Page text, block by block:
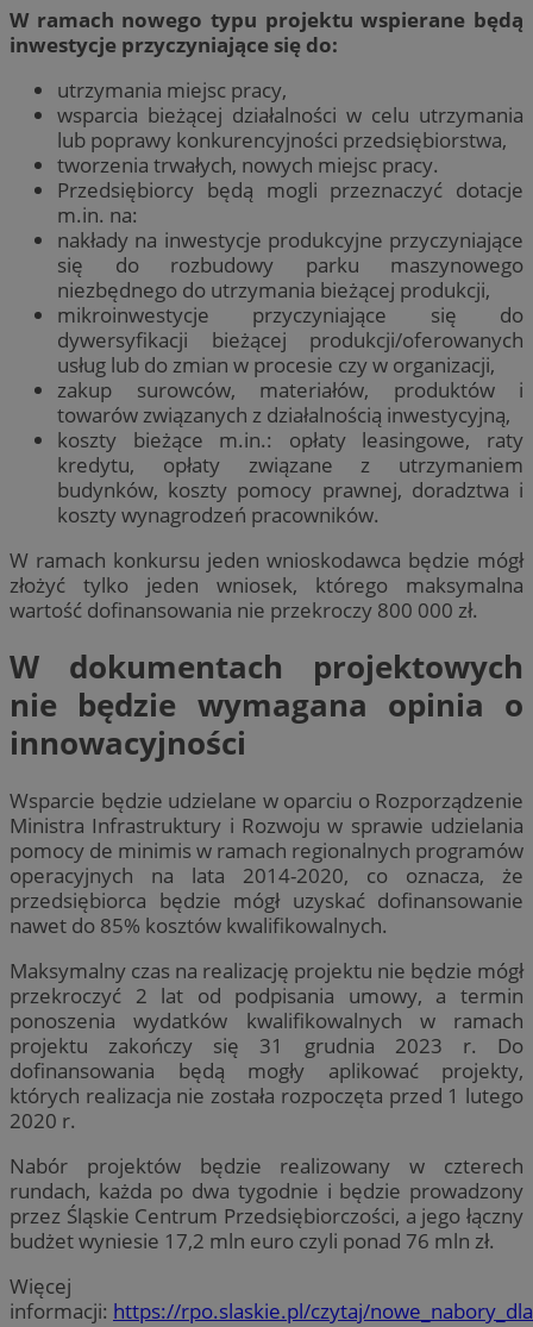
W ramach nowego typu projektu wspierane będą
inwestycje przyczyniające się do:
utrzymania miejsc pracy,
wsparcia bieżącej działalności w celu utrzymania
lub poprawy konkurencyjności przedsiębiorstwa,
tworzenia trwałych, nowych miejsc pracy.
Przedsiębiorcy będą mogli przeznaczyć dotacje
m.in. na:
nakłady na inwestycje produkcyjne przyczyniające
się do rozbudowy parku maszynowego
niezbędnego do utrzymania bieżącej produkcji,
mikroinwestycje przyczyniające się do
dywersyfikacji bieżącej produkcji/oferowanych
usług lub do zmian w procesie czy w organizacji,
zakup surowców, materiałów, produktów i
towarów związanych z działalnością inwestycyjną,
koszty bieżące m.in.: opłaty leasingowe, raty
kredytu, opłaty związane z utrzymaniem
budynków, koszty pomocy prawnej, doradztwa i
koszty wynagrodzeń pracowników.
W ramach konkursu jeden wnioskodawca będzie mógł
złożyć tylko jeden wniosek, którego maksymalna
wartość dofinansowania nie przekroczy 800 000 zł.
W dokumentach projektowych
nie będzie wymagana opinia o
innowacyjności
Wsparcie będzie udzielane w oparciu o Rozporządzenie
Ministra Infrastruktury i Rozwoju w sprawie udzielania
pomocy de minimis w ramach regionalnych programów
operacyjnych na lata 2014-2020, co oznacza, że
przedsiębiorca będzie mógł uzyskać dofinansowanie
nawet do 85% kosztów kwalifikowalnych.
Maksymalny czas na realizację projektu nie będzie mógł
przekroczyć 2 lat od podpisania umowy, a termin
ponoszenia wydatków kwalifikowalnych w ramach
projektu zakończy się 31 grudnia 2023 r. Do
dofinansowania będą mogły aplikować projekty,
których realizacja nie została rozpoczęta przed 1 lutego
2020 r.
Nabór projektów będzie realizowany w czterech
rundach, każda po dwa tygodnie i będzie prowadzony
przez Śląskie Centrum Przedsiębiorczości, a jego łączny
budżet wyniesie 17,2 mln euro czyli ponad 76 mln zł.
Więcej
informacji: https://rpo.slaskie.pl/czytaj/